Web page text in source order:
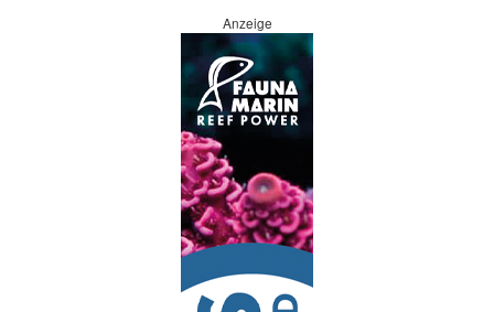
Anzeige